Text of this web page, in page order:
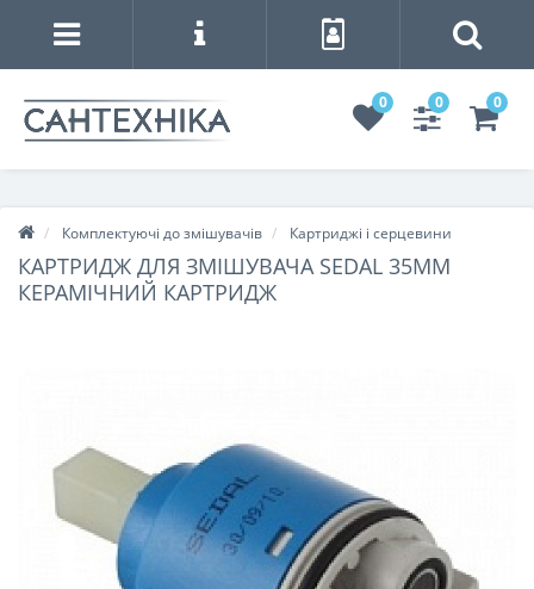
0 0 0
Комплектуючі до змішувачів Картриджі і серцевини
КАРТРИДЖ ДЛЯ ЗМІШУВАЧА SEDAL 35ММ
КЕРАМІЧНИЙ КАРТРИДЖ